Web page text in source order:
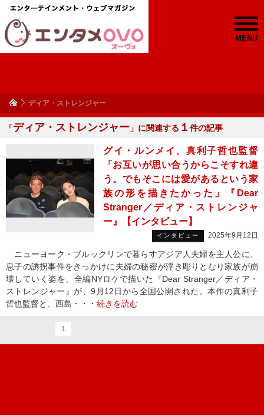
MENU
ディア・ストレンジャー
「ディア・ストレンジャー 」に関連する １ 件の記事
グイ・ルンメイ、真利子哲也監督
「お互いが思い合うからこそすれ違
う。でもそこには愛があるという家
族の形を描きたかった」『Dear
Stranger／ディア・ストレンジャ
ー』【インタビュー】
インタビュー 2025年9月12日
ニューヨーク・ブルックリンで暮らすアジア人夫婦を主人公に、
息子の誘拐事件をきっかけに夫婦の秘密が浮き彫りとなり家族が崩
壊していく姿を、全編NYロケで描いた『Dear Stranger／ディア・
ストレンジャー』が、9月12日から全国公開された。本作の真利子
哲也監督と、西島・・・ 続きを読む
1